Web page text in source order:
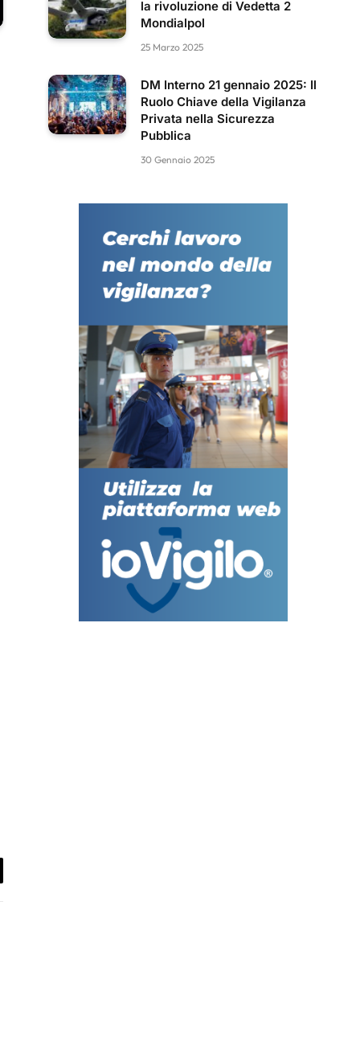
la rivoluzione di Vedetta 2
Mondialpol
25 Marzo 2025
DM Interno 21 gennaio 2025: Il
Ruolo Chiave della Vigilanza
Privata nella Sicurezza
Pubblica
30 Gennaio 2025